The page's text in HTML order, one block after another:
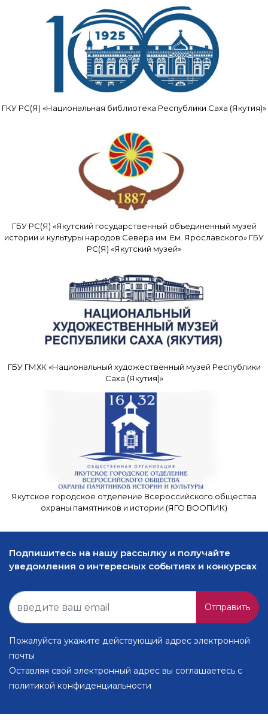
ГКУ РС(Я) «Национальная библиотека Республики Саха (Якутия)»
ГБУ РС(Я) «Якутский государственный объединенный музей
истории и культуры народов Севера им. Ем. Ярославского» ГБУ
РС(Я) «Якутский музей»
ГБУ ГМХК «Национальный художественный музей Республики
Саха (Якутия)»
Якутское городское отделение Всероссийского общества
охраны памятников и истории (ЯГО ВООПИК)
Подпишитесь на нашу рассылку и получайте
уведомления о интересных событиях и конкурсах
Отправить
Пожалуйста укажите действующий адрес электронной
почты
Оставляя свой электронный адрес вы соглашаетесь с
политикой конфиденциальности